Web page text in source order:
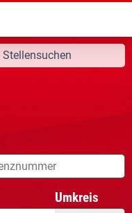
Stellensuchen
Umkreis